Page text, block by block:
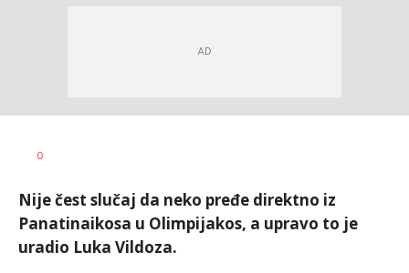
AUTOR
0
Nije čest slučaj da neko pređe direktno iz
Panatinaikosa u Olimpijakos, a upravo to je
uradio Luka Vildoza.